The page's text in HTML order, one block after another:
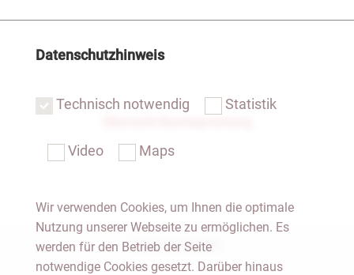
Notar Dresden
Datenschutzhinweis
Technisch notwendig Statistik
Video Maps
Wir verwenden Cookies, um Ihnen die optimale
Nutzung unserer Webseite zu ermöglichen. Es
werden für den Betrieb der Seite
notwendige Cookies gesetzt. Darüber hinaus